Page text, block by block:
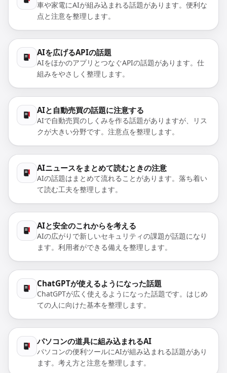
車や家電にAIが組み込まれる話題があります。便利な
点と注意を整理します。
AIを広げるAPIの話題
AIをほかのアプリとつなぐAPIの話題があります。仕
組みをやさしく整理します。
AIと自動売買の話題に注意する
AIで自動売買のしくみを作る話題がありますが、リス
クが大きい分野です。注意点を整理します。
AIニュースをまとめて読むときの注意
AIの話題はまとめて流れることがあります。落ち着い
て読む工夫を整理します。
AIと安全のこれからを考える
AIの広がりで新しいセキュリティの課題が話題になり
ます。利用者ができる備えを整理します。
ChatGPTが使えるようになった話題
ChatGPTが広く使えるようになった話題です。はじめ
ての人に向けた基本を整理します。
パソコンの道具に組み込まれるAI
パソコンの便利ツールにAIが組み込まれる話題があり
ます。考え方と注意を整理します。